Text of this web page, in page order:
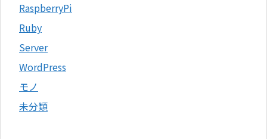
RaspberryPi
Ruby
Server
WordPress
モノ
未分類